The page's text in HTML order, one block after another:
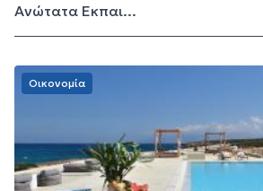
Ανώτατα Εκπαι...
Οικονομία